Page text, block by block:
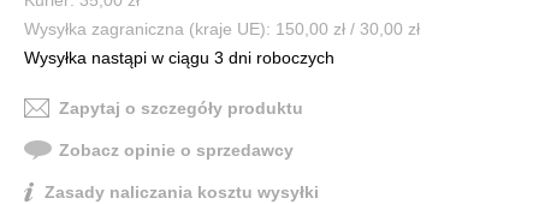
Wysyłka zagraniczna (kraje UE): 150,00 zł / 30,00 zł
Wysyłka nastąpi w ciągu 3 dni roboczych
Zapytaj o szczegóły produktu
Zobacz opinie o sprzedawcy
Zasady naliczania kosztu wysyłki